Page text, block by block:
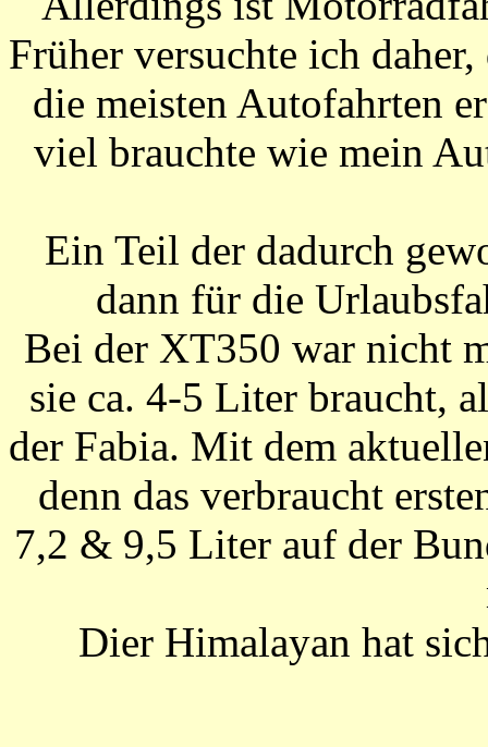
Früher versuchte ich
die meisten Autofahrten
viel brauchte wie mein
Ein Teil der dadurch
dann für die
Bei der XT350 war nicht
sie ca. 4-5 Liter braucht,
der Fabia. Mit dem
denn das verbraucht
7,2 & 9,5 Liter auf der
Dier Himalayan hat